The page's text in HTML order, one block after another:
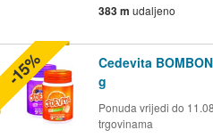
383 m udaljeno
Cedevita
g
Ponuda vrijedi do
trgovinama
-15%